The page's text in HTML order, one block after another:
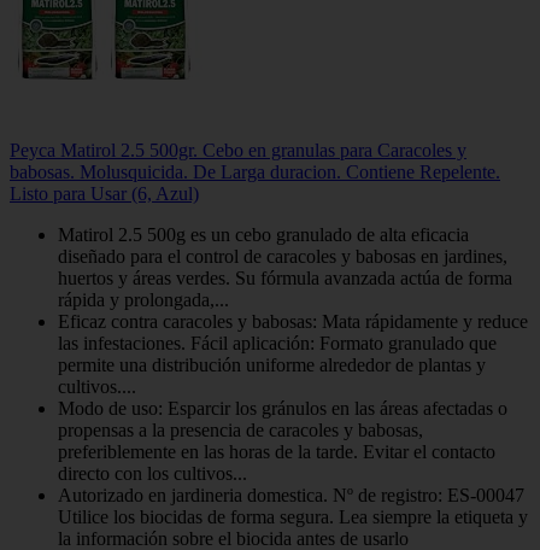
Peyca Matirol 2.5 500gr. Cebo en granulas para Caracoles y
babosas. Molusquicida. De Larga duracion. Contiene Repelente.
Listo para Usar (6, Azul)
Matirol 2.5 500g es un cebo granulado de alta eficacia
diseñado para el control de caracoles y babosas en jardines,
huertos y áreas verdes. Su fórmula avanzada actúa de forma
rápida y prolongada,...
Eficaz contra caracoles y babosas: Mata rápidamente y reduce
las infestaciones. Fácil aplicación: Formato granulado que
permite una distribución uniforme alrededor de plantas y
cultivos....
Modo de uso: Esparcir los gránulos en las áreas afectadas o
propensas a la presencia de caracoles y babosas,
preferiblemente en las horas de la tarde. Evitar el contacto
directo con los cultivos...
Autorizado en jardineria domestica. Nº de registro: ES-00047
Utilice los biocidas de forma segura. Lea siempre la etiqueta y
la información sobre el biocida antes de usarlo